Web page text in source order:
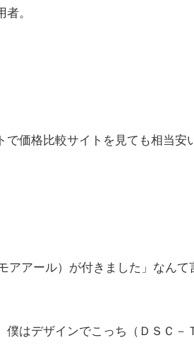
。
で価格比較サイトを見ても相当安
アアール）が付きました」なんて
はデザインでこっち（ＤＳＣ－